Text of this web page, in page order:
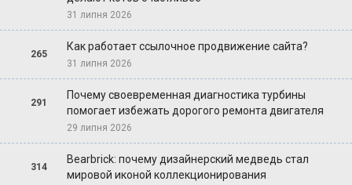
31 липня 2026
265
Как работает ссылочное продвижение сайта?
31 липня 2026
291
Почему своевременная диагностика турбины
помогает избежать дорогого ремонта двигателя
29 липня 2026
314
Bearbrick: почему дизайнерский медведь стал
мировой иконой коллекционирования